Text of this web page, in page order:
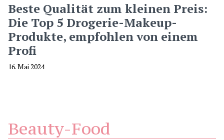
Beste Qualität zum kleinen Preis:
Die Top 5 Drogerie-Makeup-
Produkte, empfohlen von einem
Profi
16. Mai 2024
Beauty-Food